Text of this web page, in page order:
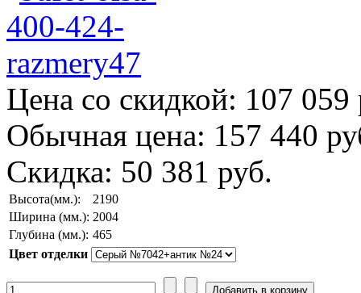
Цена со скидкой: 107 059
Обычная цена: 157 440
Скидка: 50 381 руб.
Высота(мм.):
2190
Ширина (мм.): 2004
Глубина (мм.): 465
Цвет отделки